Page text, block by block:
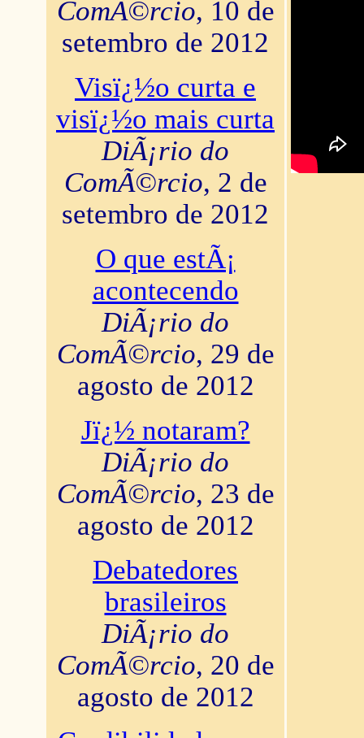
ComÃ©rcio, 10 de
setembro de 2012
Visï¿½o curta e
visï¿½o mais curta
DiÃ¡rio do
ComÃ©rcio, 2 de
setembro de 2012
O que estÃ¡
acontecendo
DiÃ¡rio do
ComÃ©rcio, 29 de
agosto de 2012
Jï¿½ notaram?
DiÃ¡rio do
ComÃ©rcio, 23 de
agosto de 2012
Debatedores
brasileiros
DiÃ¡rio do
ComÃ©rcio, 20 de
agosto de 2012